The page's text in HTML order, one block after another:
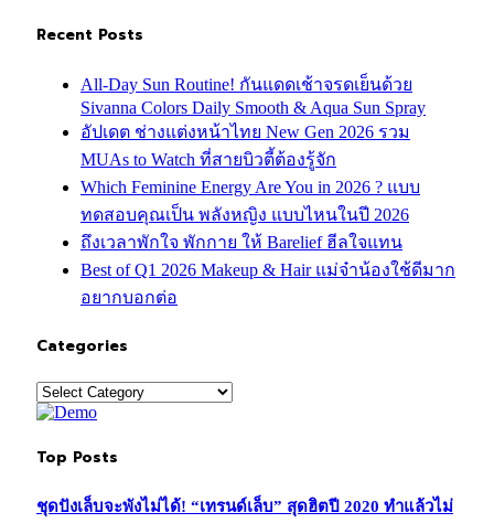
Recent Posts
All-Day Sun Routine! กันแดดเช้าจรดเย็นด้วย
Sivanna Colors Daily Smooth & Aqua Sun Spray
อัปเดต ช่างแต่งหน้าไทย New Gen 2026 รวม
MUAs to Watch ที่สายบิวตี้ต้องรู้จัก
Which Feminine Energy Are You in 2026 ? แบบ
ทดสอบคุณเป็น พลังหญิง แบบไหนในปี 2026
ถึงเวลาพักใจ พักกาย ให้ Barelief ฮีลใจแทน
Best of Q1 2026 Makeup & Hair แม่จ๋าน้องใช้ดีมาก
อยากบอกต่อ
Categories
Categories
Top Posts
ชุดปังเล็บจะพังไม่ได้! “เทรนด์เล็บ” สุดฮิตปี 2020 ทำแล้วไม่